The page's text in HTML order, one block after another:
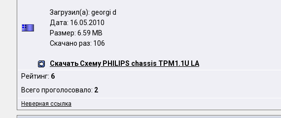
Загрузил(а): georgi d
Дата: 16.05.2010
Размер: 6.59 MB
Скачано раз: 106
Скачать Схему PHILIPS chassis TPM1.1U LA
Рейтинг: 6
Всего проголосовало: 2
Неверная ссылка